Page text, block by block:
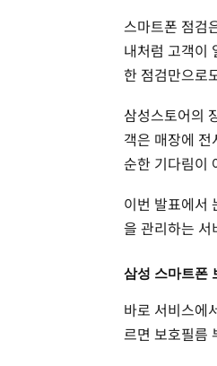
스마트폰 점검
내처럼 고객이
한 점검만으로
삼성스토어의
객은 매장에
순한 기다림이
이번 발표에서
을 관리하는
삼성 스마트폰
바로 서비스에
르면 보호필름